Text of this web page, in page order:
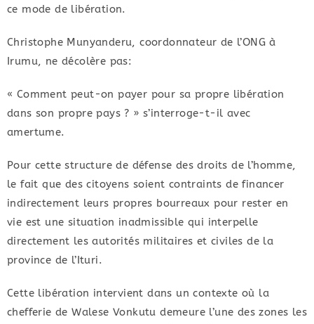
ce mode de libération.
​Christophe Munyanderu, coordonnateur de l’ONG à
Irumu, ne décolère pas:
​« Comment peut-on payer pour sa propre libération
dans son propre pays ? » s’interroge-t-il avec
amertume.
​Pour cette structure de défense des droits de l’homme,
le fait que des citoyens soient contraints de financer
indirectement leurs propres bourreaux pour rester en
vie est une situation inadmissible qui interpelle
directement les autorités militaires et civiles de la
province de l’Ituri.
​Cette libération intervient dans un contexte où la
chefferie de Walese Vonkutu demeure l’une des zones les